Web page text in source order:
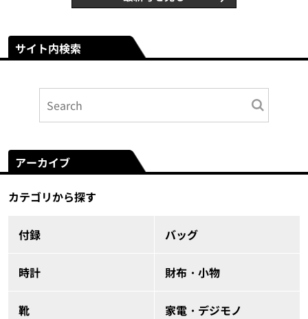
サイト内検索
アーカイブ
カテゴリから探す
付録 バッグ
時計 財布・小物
靴 家電・デジモノ